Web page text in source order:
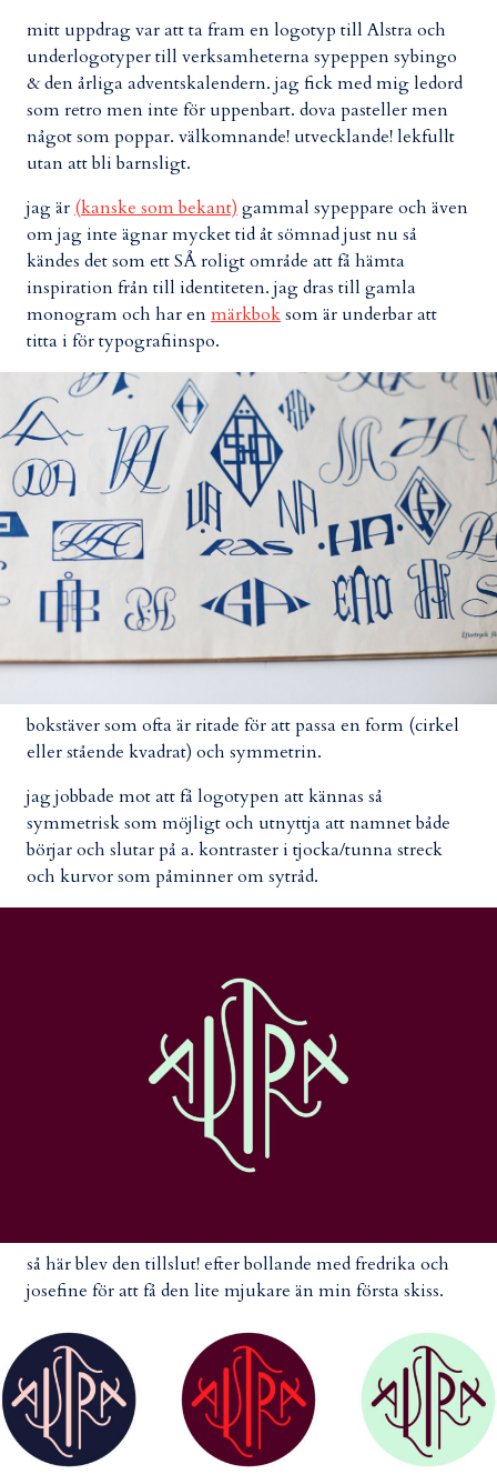
mitt uppdrag var att ta fram en logotyp till Alstra och
underlogotyper till verksamheterna sypeppen sybingo
& den årliga adventskalendern. jag fick med mig ledord
som retro men inte för uppenbart. dova pasteller men
något som poppar. välkomnande! utvecklande! lekfullt
utan att bli barnsligt.
jag är (kanske som bekant) gammal sypeppare och även
om jag inte ägnar mycket tid åt sömnad just nu så
kändes det som ett SÅ roligt område att få hämta
inspiration från till identiteten. jag dras till gamla
monogram och har enmärkboksom är underbar att
titta i för typografiinspo.
bokstäver som ofta är ritade för att passa en form (cirkel
eller stående kvadrat) och symmetrin.
jag jobbade mot att få logotypen att kännas så
symmetrisk som möjligt och utnyttja att namnet både
börjar och slutar på a. kontraster i tjocka/tunna streck
och kurvor som påminner om sytråd.
så här blev den tillslut! efter bollande med fredrika och
josefine för att få den lite mjukare än min första skiss.